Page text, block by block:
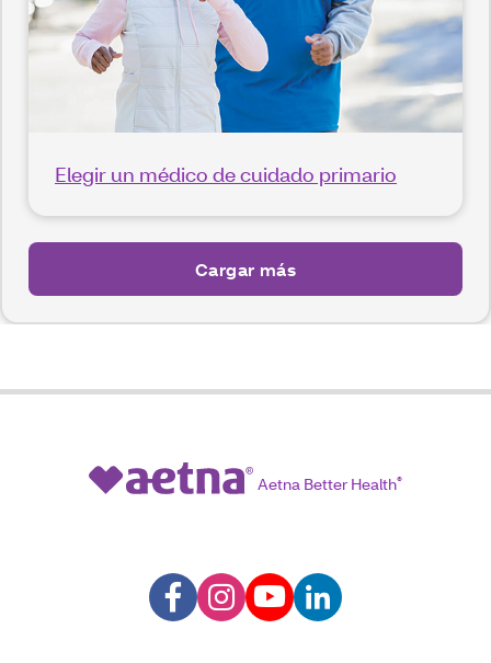
Elegir un médico de cuidado primario
Cargar más
Aetna Better Health®